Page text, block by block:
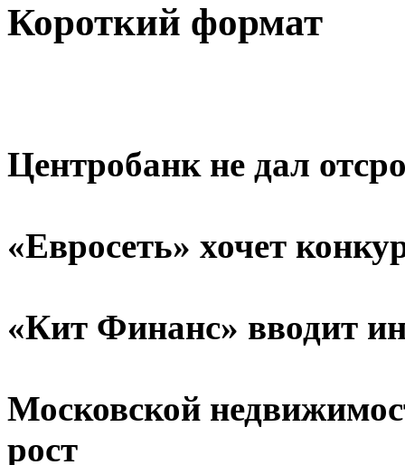
Короткий формат
Центробанк не дал
«Евросеть» хочет
«Кит Финанс» вводит
Московской
рост